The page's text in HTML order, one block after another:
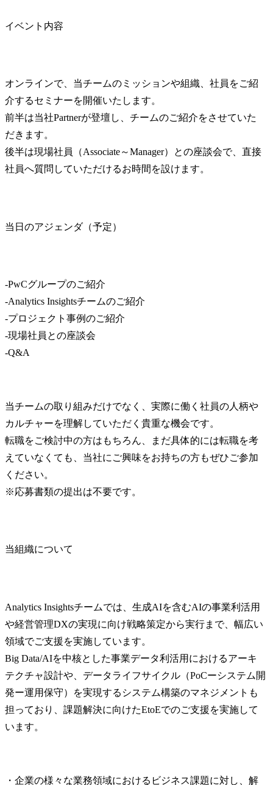
イベント内容
オンラインで、当チームのミッションや組織、社員をご紹
介するセミナーを開催いたします。
前半は当社Partnerが登壇し、チームのご紹介をさせていた
だきます。
後半は現場社員（Associate～Manager）との座談会で、直接
社員へ質問していただけるお時間を設けます。
当日のアジェンダ（予定）
-PwCグループのご紹介
-Analytics Insightsチームのご紹介
-プロジェクト事例のご紹介
-現場社員との座談会
-Q&A
当チームの取り組みだけでなく、実際に働く社員の人柄や
カルチャーを理解していただく貴重な機会です。
転職をご検討中の方はもちろん、まだ具体的には転職を考
えていなくても、当社にご興味をお持ちの方もぜひご参加
ください。
※応募書類の提出は不要です。
当組織について
Analytics Insightsチームでは、生成AIを含むAIの事業利活用
や経営管理DXの実現に向け戦略策定から実行まで、幅広い
領域でご支援を実施しています。
Big Data/AIを中核とした事業データ利活用におけるアーキ
テクチャ設計や、データライフサイクル（PoCーシステム開
発ー運用保守）を実現するシステム構築のマネジメントも
担っており、課題解決に向けたEtoEでのご支援を実施して
います。
・企業の様々な業務領域におけるビジネス課題に対し、解